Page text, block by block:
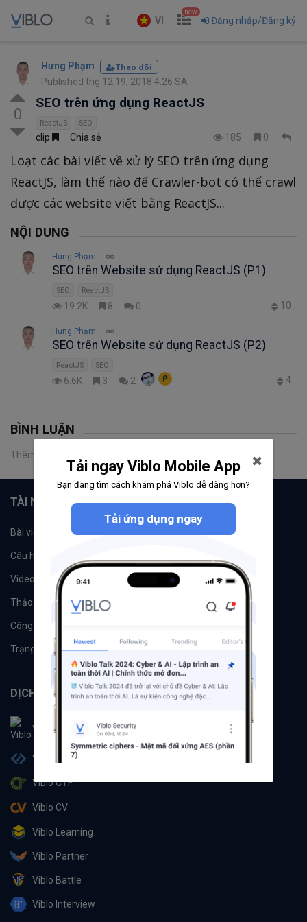
VI
new
Đăng nhập/Đăng ký
Hưng Phạm Theo dõi
Published thg 12 19, 2018 4:26 SA
0
SEO trên ứng dụng ReactJS
ReactJS SEO
clip Chia sẻ 185 0
Loạt các bài viết về xử lý SEO trên ứng dụng
ReactJS, làm thế nào để Crawler-bot có thể crawl
được các website viết bằng ReactJS...
NỘI DUNG
Hưng Phạm
SEO trên Website sử dụng ReactJS (P1)
SEO ReactJS
19.2K 8 0 10
Hưng Phạm
SEO trên Website sử dụng ReactJS (P2)
ReactJS SEO
6.6K 3 2 4
BÌNH LUẬN
Thêm một bình luận
TÀI NGUYÊN
Bài viết
Câu hỏi
Videos Tác giả
Thảo luận Đề xuất hệ thống
Công cụ
Trạng thái hệ thống
DỊCH VỤ
Viblo
Viblo Code
Viblo CTF
Viblo CV
Viblo Learning
Viblo Partner
Viblo Battle
Viblo Interview
Tải ngay Viblo Mobile App
Bạn đang tìm cách khám phá Viblo dễ dàng hơn?
Tải ứng dụng ngay